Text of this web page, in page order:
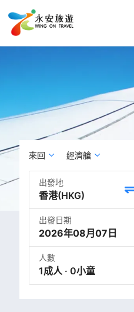
來回 經濟艙
出發地
出發日期
2026年08月07日
人數
1成人 · 0小童